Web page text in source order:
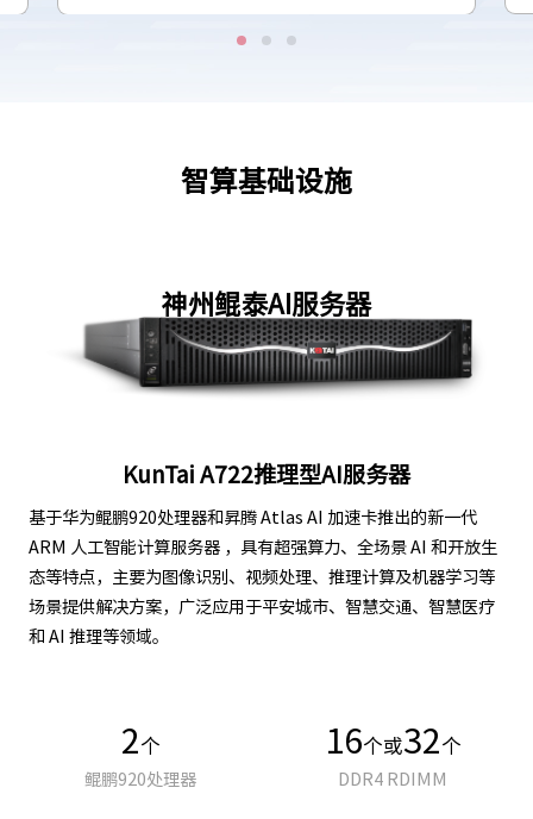
智算基础设施
神州鲲泰AI服务器
KunTai A722推理型AI服务器
基于华为鲲鹏920处理器和昇腾 Atlas AI 加速卡推出的新一代
ARM 人工智能计算服务器 ，具有超强算力、全场景 AI 和开放生
态等特点，主要为图像识别、视频处理、推理计算及机器学习等
场景提供解决方案，广泛应用于平安城市、智慧交通、智慧医疗
和 AI 推理等领域。
2 个
鲲鹏920处理器
16个或32 个
DDR4 RDIMM